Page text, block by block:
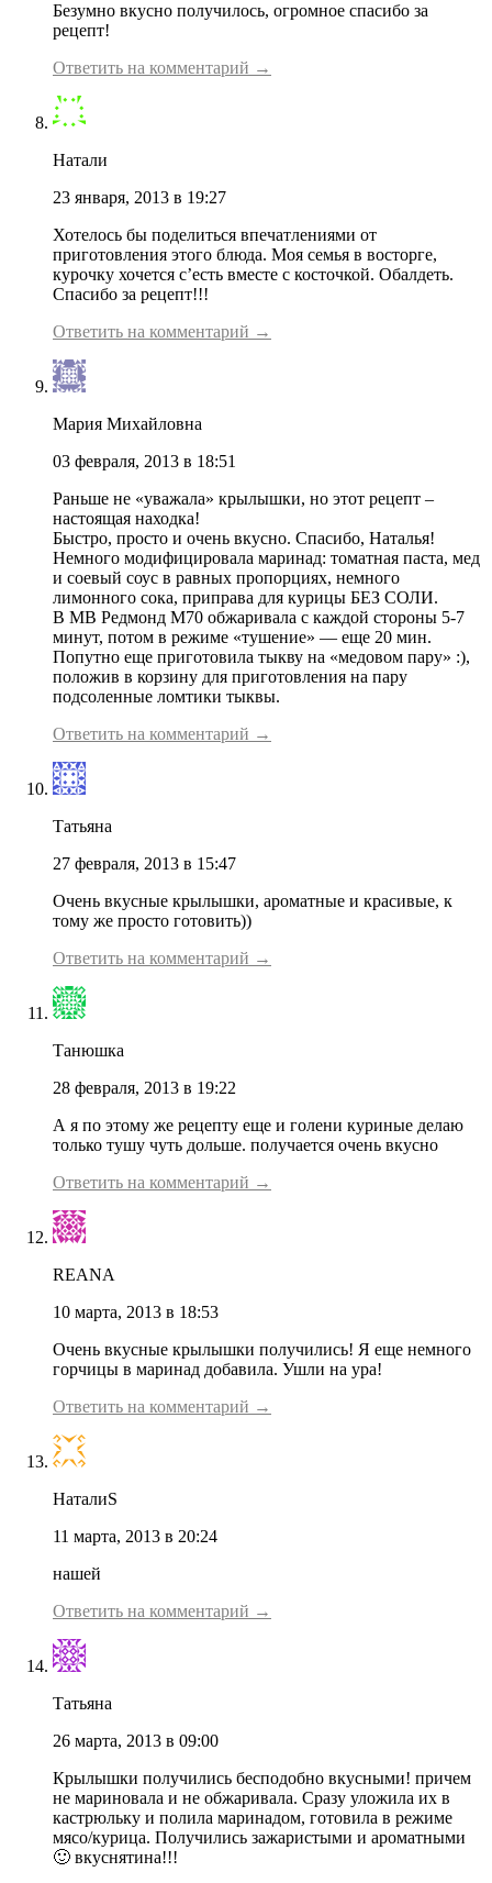
Безумно вкусно получилось, огромное спасибо за
рецепт!
Ответить на комментарий →
Натали
23 января, 2013 в 19:27
Хотелось бы поделиться впечатлениями от
приготовления этого блюда. Моя семья в восторге,
курочку хочется с’есть вместе с косточкой. Обалдеть.
Спасибо за рецепт!!!
Ответить на комментарий →
Мария Михайловна
03 февраля, 2013 в 18:51
Раньше не «уважала» крылышки, но этот рецепт –
настоящая находка!
Быстро, просто и очень вкусно. Спасибо, Наталья!
Немного модифицировала маринад: томатная паста, мед
и соевый соус в равных пропорциях, немного
лимонного сока, приправа для курицы БЕЗ СОЛИ.
В МВ Редмонд М70 обжаривала с каждой стороны 5-7
минут, потом в режиме «тушение» — еще 20 мин.
Попутно еще приготовила тыкву на «медовом пару» :),
положив в корзину для приготовления на пару
подсоленные ломтики тыквы.
Ответить на комментарий →
Татьяна
27 февраля, 2013 в 15:47
Очень вкусные крылышки, ароматные и красивые, к
тому же просто готовить))
Ответить на комментарий →
Танюшка
28 февраля, 2013 в 19:22
А я по этому же рецепту еще и голени куриные делаю
только тушу чуть дольше. получается очень вкусно
Ответить на комментарий →
REANA
10 марта, 2013 в 18:53
Очень вкусные крылышки получились! Я еще немного
горчицы в маринад добавила. Ушли на ура!
Ответить на комментарий →
НаталиS
11 марта, 2013 в 20:24
нашей
Ответить на комментарий →
Татьяна
26 марта, 2013 в 09:00
Крылышки получились бесподобно вкусными! причем
не мариновала и не обжаривала. Сразу уложила их в
кастрюльку и полила маринадом, готовила в режиме
мясо/курица. Получились зажаристыми и ароматными
🙂 вкуснятина!!!